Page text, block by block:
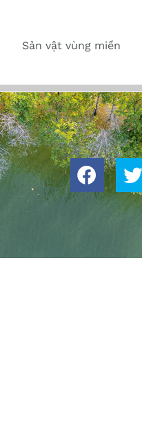
Sản vật vùng miền